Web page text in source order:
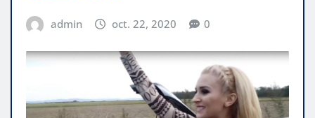
admin oct. 22, 2020 0